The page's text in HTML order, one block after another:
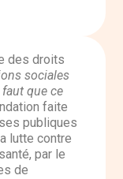
des droits
sociales
que ce
faite
publiques
lutte contre
par le
de